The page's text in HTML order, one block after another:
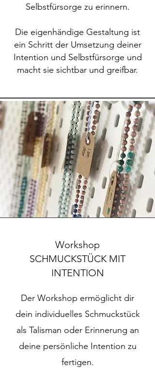
Selbstfürsorge zu erinnern.
Die eigenhändige Gestaltung ist
ein Schritt der Umsetzung deiner
Intention und Selbstfürsorge und
macht sie sichtbar und greifbar.
Workshop
SCHMUCKSTÜCK MIT
INTENTION
Der Workshop ermöglicht dir
dein individuelles Schmuckstück
als Talisman oder Erinnerung an
deine persönliche Intention zu
fertigen.